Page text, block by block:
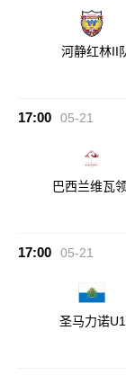
河静红林II
17:00 05-21
巴西兰维瓦
17:00 05-21
圣马力诺